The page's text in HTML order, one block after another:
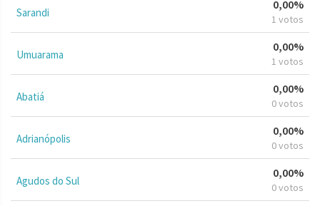
Sarandi
0,00%
1 votos
Umuarama
0,00%
1 votos
Abatiá
0,00%
0 votos
Adrianópolis
0,00%
0 votos
Agudos do Sul
0,00%
0 votos